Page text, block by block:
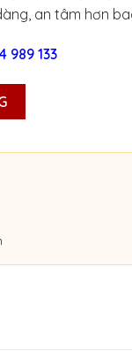
an tâm hơn
989 133
Ở HUẾ số lượng